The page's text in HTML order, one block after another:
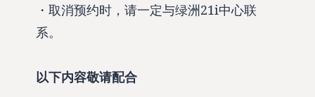
・取消预约时，请一定与绿洲21i中心联
系。
以下内容敬请配合